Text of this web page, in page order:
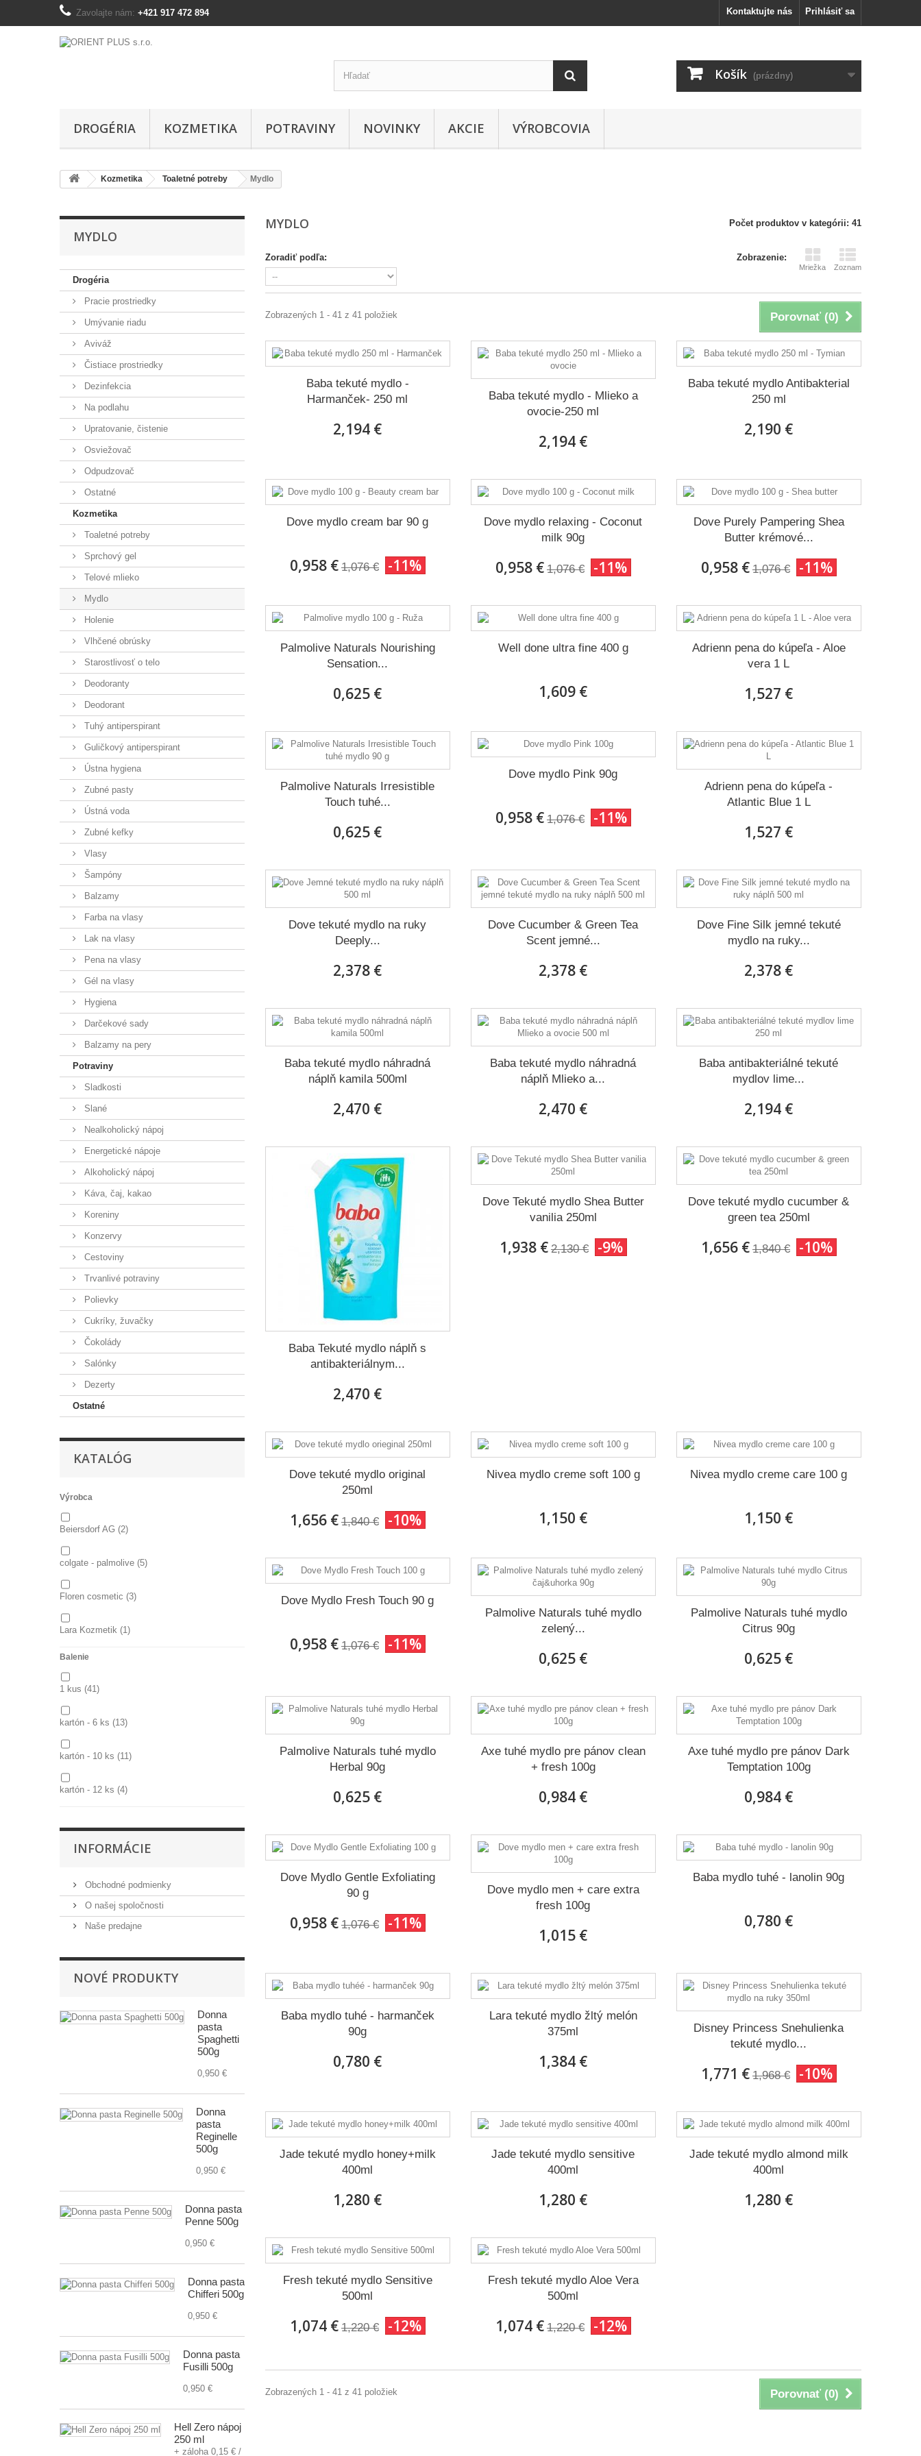
Prihlásiť sa
Kontaktujte nás
Zavolajte nám: +421 917 472 894
Košík (prázdny)
DROGÉRIA KOZMETIKA POTRAVINY NOVINKY AKCIE VÝROBCOVIA
Kozmetika Toaletné potreby Mydlo
MYDLO
Drogéria
Pracie prostriedky
Umývanie riadu
Aviváž
Čistiace prostriedky
Dezinfekcia
Na podlahu
Upratovanie, čistenie
Osviežovač
Odpudzovač
Ostatné
Kozmetika
Toaletné potreby
Sprchový gel
Telové mlieko
Mydlo
Holenie
Vlhčené obrúsky
Starostlivosť o telo
Deodoranty
Deodorant
Tuhý antiperspirant
Guličkový antiperspirant
Ústna hygiena
Zubné pasty
Ústná voda
Zubné kefky
Vlasy
Šampóny
Balzamy
Farba na vlasy
Lak na vlasy
Pena na vlasy
Gél na vlasy
Hygiena
Darčekové sady
Balzamy na pery
Potraviny
Sladkosti
Slané
Nealkoholický nápoj
Energetické nápoje
Alkoholický nápoj
Káva, čaj, kakao
Koreniny
Konzervy
Cestoviny
Trvanlivé potraviny
Polievky
Cukríky, žuvačky
Čokolády
Salónky
Dezerty
Ostatné
KATALÓG
Výrobca
Beiersdorf AG (2)
colgate - palmolive (5)
Floren cosmetic (3)
Lara Kozmetik (1)
Unilever
(24)
Balenie
1 kus (41)
kartón - 6 ks (13)
kartón - 10 ks (11)
kartón - 12 ks (4)
INFORMÁCIE
Obchodné podmienky
O našej spoločnosti
Naše predajne
NOVÉ PRODUKTY
Donna
pasta
Spaghetti
500g
0,950 €
Donna
pasta
Reginelle
500g
0,950 €
Donna pasta
Penne 500g
0,950 €
Donna pasta
Chifferi 500g
0,950 €
Donna pasta
Fusilli 500g
0,950 €
Hell Zero nápoj
250 ml
+ záloha 0,15 € /
MYDLO Počet produktov v kategórii: 41
Zobrazenie:
Mriežka Zoznam
Zoradiť podľa:
Porovnať (0)
Zobrazených 1 - 41 z 41 položiek
Baba tekuté mydlo -
Harmanček- 250 ml
2,194 €
Baba tekuté mydlo - Mlieko a
ovocie-250 ml
2,194 €
Baba tekuté mydlo Antibakterial
250 ml
2,190 €
Dove mydlo cream bar 90 g
0,958 € 1,076 € -11%
Dove mydlo relaxing - Coconut
milk 90g
0,958 € 1,076 € -11%
Dove Purely Pampering Shea
Butter krémové...
0,958 € 1,076 € -11%
Palmolive Naturals Nourishing
Sensation...
0,625 €
Well done ultra fine 400 g
1,609 €
Adrienn pena do kúpeľa - Aloe
vera 1 L
1,527 €
Palmolive Naturals Irresistible
Touch tuhé...
0,625 €
Dove mydlo Pink 90g
0,958 € 1,076 € -11%
Adrienn pena do kúpeľa -
Atlantic Blue 1 L
1,527 €
Dove tekuté mydlo na ruky
Deeply...
2,378 €
Dove Cucumber & Green Tea
Scent jemné...
2,378 €
Dove Fine Silk jemné tekuté
mydlo na ruky...
2,378 €
Baba tekuté mydlo náhradná
náplň kamila 500ml
2,470 €
Baba tekuté mydlo náhradná
náplň Mlieko a...
2,470 €
Baba antibakteriálné tekuté
mydlov lime...
2,194 €
Baba Tekuté mydlo náplň s
antibakteriálnym...
2,470 €
Dove Tekuté mydlo Shea Butter
vanilia 250ml
1,938 € 2,130 € -9%
Dove tekuté mydlo cucumber &
green tea 250ml
1,656 € 1,840 € -10%
Dove tekuté mydlo original
250ml
1,656 € 1,840 € -10%
Nivea mydlo creme soft 100 g
1,150 €
Nivea mydlo creme care 100 g
1,150 €
Dove Mydlo Fresh Touch 90 g
0,958 € 1,076 € -11%
Palmolive Naturals tuhé mydlo
zelený...
0,625 €
Palmolive Naturals tuhé mydlo
Citrus 90g
0,625 €
Palmolive Naturals tuhé mydlo
Herbal 90g
0,625 €
Axe tuhé mydlo pre pánov clean
+ fresh 100g
0,984 €
Axe tuhé mydlo pre pánov Dark
Temptation 100g
0,984 €
Dove Mydlo Gentle Exfoliating
90 g
0,958 € 1,076 € -11%
Dove mydlo men + care extra
fresh 100g
1,015 €
Baba mydlo tuhé - lanolin 90g
0,780 €
Baba mydlo tuhé - harmanček
90g
0,780 €
Lara tekuté mydlo žltý melón
375ml
1,384 €
Disney Princess Snehulienka
tekuté mydlo...
1,771 € 1,968 € -10%
Jade tekuté mydlo honey+milk
400ml
1,280 €
Jade tekuté mydlo sensitive
400ml
1,280 €
Jade tekuté mydlo almond milk
400ml
1,280 €
Fresh tekuté mydlo Sensitive
500ml
1,074 € 1,220 € -12%
Fresh tekuté mydlo Aloe Vera
500ml
1,074 € 1,220 € -12%
Porovnať (0)
Zobrazených 1 - 41 z 41 položiek